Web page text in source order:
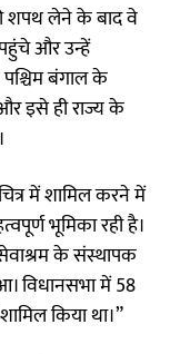
शपथ लेने के बाद वे
और उन्हें
पश्चिम बंगाल के
इसे ही राज्य के
में शामिल करने में
भूमिका रही है।
सेवाश्रम के संस्थापक
विधानसभा में 58
किया था।”